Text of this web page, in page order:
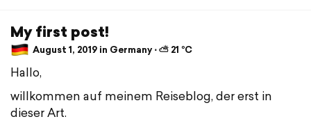
My first post!
August 1, 2019 in Germany ⋅ ⛅ 21 °C
Hallo,
willkommen auf meinem Reiseblog, der erst in
dieser Art.